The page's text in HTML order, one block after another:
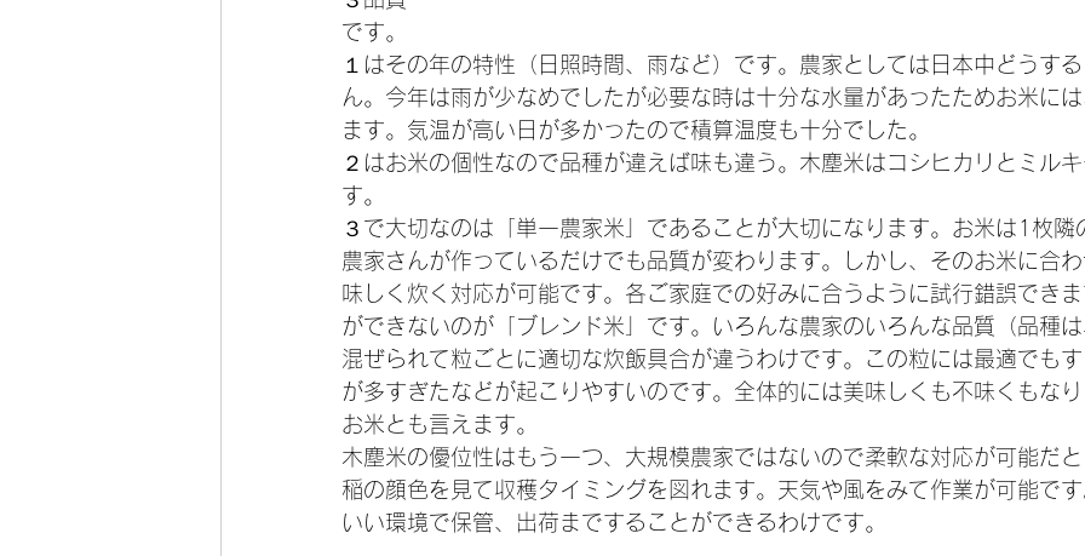
です。
１はその年の特性（日照時間、雨など）です。農家としては日本中どうす
ん。今年は雨が少なめでしたが必要な時は十分な水量があったためお米に
ます。気温が高い日が多かったので積算温度も十分でした。
２はお米の個性なので品種が違えば味も違う。木塵米はコシヒカリとミル
す。
３で大切なのは「単一農家米」であることが大切になります。お米は1枚隣
農家さんが作っているだけでも品質が変わります。しかし、そのお米に合
味しく炊く対応が可能です。各ご家庭での好みに合うように試行錯誤でき
ができないのが「ブレンド米」です。いろんな農家のいろんな品質（品種
混ぜられて粒ごとに適切な炊飯具合が違うわけです。この粒には最適でも
が多すぎたなどが起こりやすいのです。全体的には美味しくも不味くもな
お米とも言えます。
木塵米の優位性はもう一つ、大規模農家ではないので柔軟な対応が可能だ
稲の顔色を見て収穫タイミングを図れます。天気や風をみて作業が可能で
いい環境で保管、出荷まですることができるわけです。